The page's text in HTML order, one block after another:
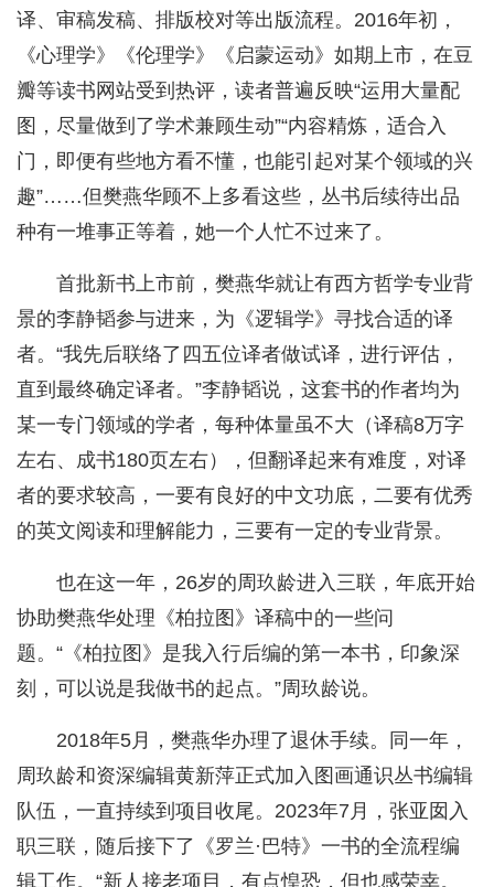
译、审稿发稿、排版校对等出版流程。2016年初，
《心理学》《伦理学》《启蒙运动》如期上市，在豆
瓣等读书网站受到热评，读者普遍反映“运用大量配
图，尽量做到了学术兼顾生动”“内容精炼，适合入
门，即便有些地方看不懂，也能引起对某个领域的兴
趣”……但樊燕华顾不上多看这些，丛书后续待出品
种有一堆事正等着，她一个人忙不过来了。
首批新书上市前，樊燕华就让有西方哲学专业背
景的李静韬参与进来，为《逻辑学》寻找合适的译
者。“我先后联络了四五位译者做试译，进行评估，
直到最终确定译者。”李静韬说，这套书的作者均为
某一专门领域的学者，每种体量虽不大（译稿8万字
左右、成书180页左右），但翻译起来有难度，对译
者的要求较高，一要有良好的中文功底，二要有优秀
的英文阅读和理解能力，三要有一定的专业背景。
也在这一年，26岁的周玖龄进入三联，年底开始
协助樊燕华处理《柏拉图》译稿中的一些问
题。“《柏拉图》是我入行后编的第一本书，印象深
刻，可以说是我做书的起点。”周玖龄说。
2018年5月，樊燕华办理了退休手续。同一年，
周玖龄和资深编辑黄新萍正式加入图画通识丛书编辑
队伍，一直持续到项目收尾。2023年7月，张亚囡入
职三联，随后接下了《罗兰·巴特》一书的全流程编
辑工作。“新人接老项目，有点惶恐，但也感荣幸。